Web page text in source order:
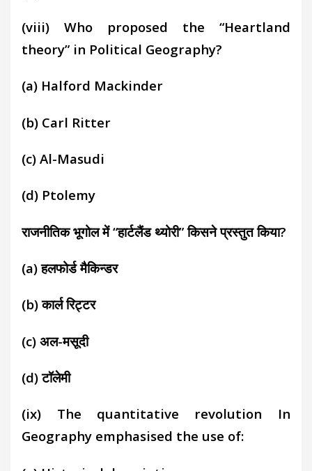
(viii) Who proposed the “Heartland
theory” in Political Geography?
(a) Halford Mackinder
(b) Carl Ritter
(c)Al-Masudi
(d) Ptolemy
राजनीतिक भूगोल में “हार्टलैंड थ्योरी” किसने प्रस्तुत किया?
(a)हलफोर्ड मैकिन्डर
(b)कार्ल रिट्टर
(c)अल-मसूदी
(d)टॉलेमी
(ix) The quantitative revolution In
Geography emphasised the use of: